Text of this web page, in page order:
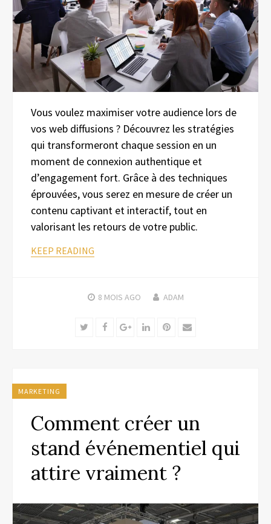
Vous voulez maximiser votre audience lors de
vos web diffusions ? Découvrez les stratégies
qui transformeront chaque session en un
moment de connexion authentique et
d’engagement fort. Grâce à des techniques
éprouvées, vous serez en mesure de créer un
contenu captivant et interactif, tout en
valorisant les retours de votre public.
KEEP READING
8 MOIS AGO ADAM
TwitterFacebookGoogle+LinkedInPinterest
Email
MARKETING
Comment créer un
stand événementiel qui
attire vraiment ?